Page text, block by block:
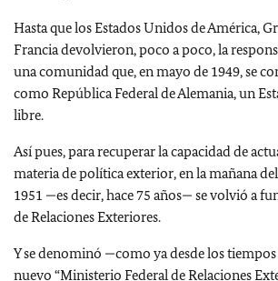
Hasta que los Estados Unidos de América,
Francia devolvieron, poco a poco, la
una comunidad que, en mayo de 1949, se
como República Federal de Alemania, un
libre.
Así pues, para recuperar la capacidad de
materia de política exterior, en la mañana
1951 —es decir, hace 75 años— se volvió a
de Relaciones Exteriores.
Y se denominó —como ya desde los
nuevo “Ministerio Federal de Relaciones